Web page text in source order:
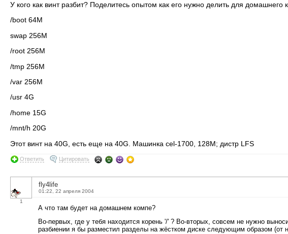
У кого как винт разбит? Поделитесь опытом как его нужно делить для
/boot 64M
swap 256M
/root 256M
/tmp 256M
/var 256M
/usr 4G
/home 15G
/mnt/h 20G
Этот винт на 40G, есть еще на 40G. Машинка cel-1700, 128M; дистр LFS
Ответить Цитировать
1
fly4life
01:22, 22 апреля 2004
А что там будет на домашнем компе?
Во-первых, где у тебя находится корень '/' ? Во-вторых, совсем не нужно
разбиении я бы разместил разделы на жёстком диске следующим образом (от